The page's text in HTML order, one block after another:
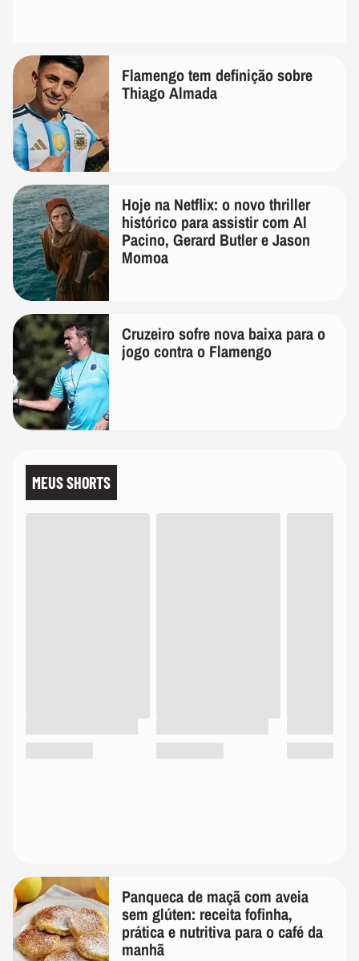
Flamengo tem definição sobre
Thiago Almada
Hoje na Netflix: o novo thriller
histórico para assistir com Al
Pacino, Gerard Butler e Jason
Momoa
Cruzeiro sofre nova baixa para o
jogo contra o Flamengo
MEUS SHORTS
Panqueca de maçã com aveia
sem glúten: receita fofinha,
prática e nutritiva para o café da
manhã